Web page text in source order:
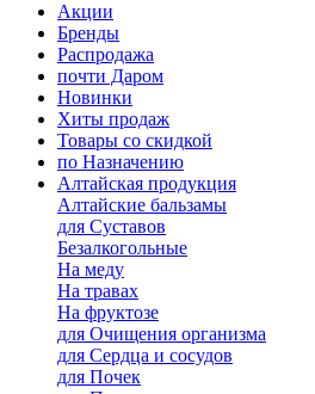
Акции
Бренды
Распродажа
почти Даром
Новинки
Хиты продаж
Товары со скидкой
по Назначению
Алтайская продукция
Алтайские бальзамы
для Суставов
Безалкогольные
На меду
На травах
На фруктозе
для Очищения организма
для Сердца и сосудов
для Почек